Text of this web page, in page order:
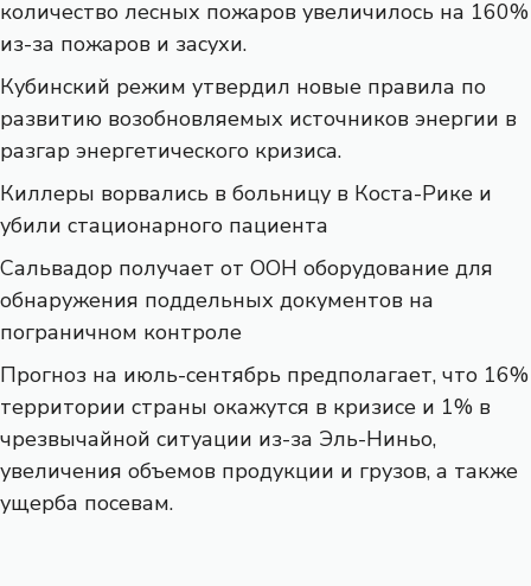
количество лесных пожаров увеличилось на 160%
из-за пожаров и засухи.
Кубинский режим утвердил новые правила по
развитию возобновляемых источников энергии в
разгар энергетического кризиса.
Киллеры ворвались в больницу в Коста-Рике и
убили стационарного пациента
Сальвадор получает от ООН оборудование для
обнаружения поддельных документов на
пограничном контроле
Прогноз на июль-сентябрь предполагает, что 16%
территории страны окажутся в кризисе и 1% в
чрезвычайной ситуации из-за Эль-Ниньо,
увеличения объемов продукции и грузов, а также
ущерба посевам.